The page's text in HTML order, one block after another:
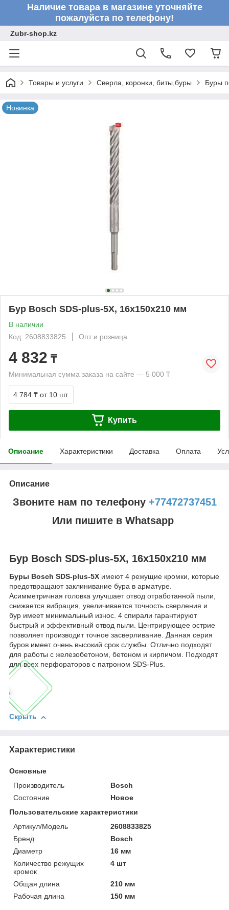
Наличие товара в магазине уточняйте
пожалуйста по телефону!
Zubr-shop.kz
Товары и услуги Сверла, коронки, биты,буры Буры
Новинка
Бур Bosch SDS-plus-5X, 16x150x210 мм
В наличии
Код: 2608833825
Опт и розница
4 832 ₸
Минимальная сумма заказа на сайте — 5 000 ₸
4 784 ₸ от 10 шт.
Купить
Описание Характеристики Доставка Оплата
Описание
Звоните нам по телефону +77472737451
Или пишите в Whatsapp
Бур Bosch SDS-plus-5X, 16x150x210 мм
Буры Bosch SDS-plus-5X имеют 4 режущие кромки, которые
предотвращают заклинивание бура в арматуре.
Асимметричная головка улучшает отвод отработанной пыли,
снижается вибрация, увеличивается точность сверления и
бур имеет минимальный износ. 4 спирали гарантируют
быстрый и эффективный отвод пыли. Центрирующее острие
позволяет производит точное засверливание. Данная серия
буров имеет очень высокий срок службы. Отлично подходят
для работы с железобетоном, бетоном и кирпичом. Подходят
для всех перфораторов с патроном SDS-Plus.
Скрыть
Характеристики
Основные
Производитель
Bosch
Состояние
Новое
Пользовательские характеристики
Артикул/Модель
2608833825
Бренд
Bosch
Диаметр
16 мм
Количество режущих
кромок
4 шт
Общая длина
210 мм
Рабочая длина
150 мм